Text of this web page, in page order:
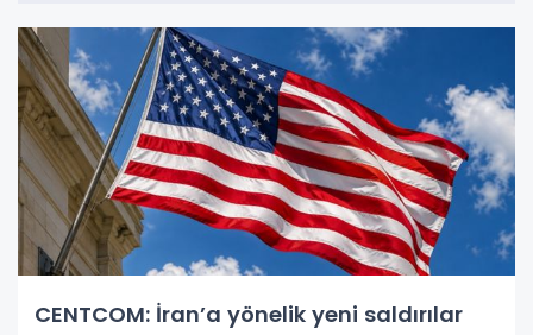
CENTCOM: İran’a yönelik yeni saldırılar